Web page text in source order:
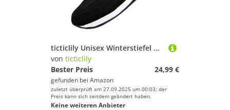
ticticlily Unisex Winterstiefel Herren Damen Warm Gefütterte Winterschuhe Schneestiefel Paar Plüsch Schlupfstiefel Kurzschaft Stiefel Boots Outdoor Wanderschuhe Große Größe A Schwarz 40 EU
von ticticlily
Bester Preis
24,99 €
gefunden bei Amazon
zuletzt überprüft am 27.09.2025 um 00:03; der
Preis kann sich seitdem geändert haben.
Keine weiteren Anbieter